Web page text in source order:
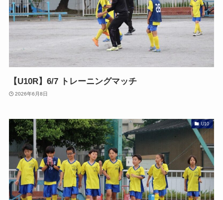
【U10R】6/7 トレーニングマッチ
2026年6月8日
U10